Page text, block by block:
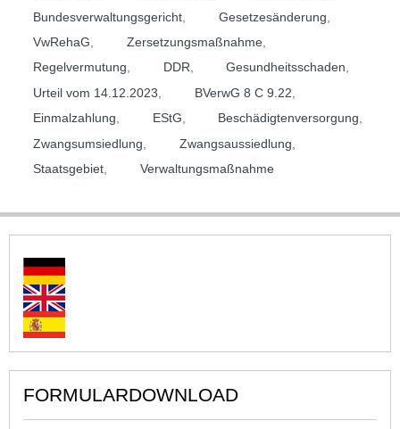
Bundesverwaltungsgericht
Gesetzesänderung
VwRehaG
Zersetzungsmaßnahme,
Regelvermutung, DDR, Gesundheitsschaden,
Urteil vom 14.12.2023
BVerwG 8 C 9.22
Einmalzahlung
EStG Beschädigtenversorgung
Zwangsumsiedlung
Zwangsaussiedlung
Staatsgebiet
Verwaltungsmaßnahme
FORMULARDOWNLOAD